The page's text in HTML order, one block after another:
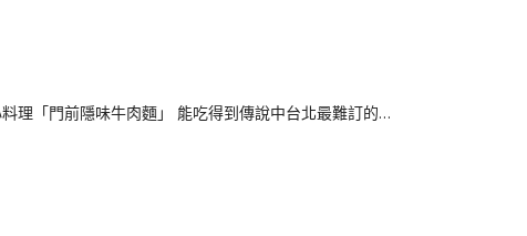
理「門前隱味牛肉麵」 能吃得到傳說中台北最難訂的…